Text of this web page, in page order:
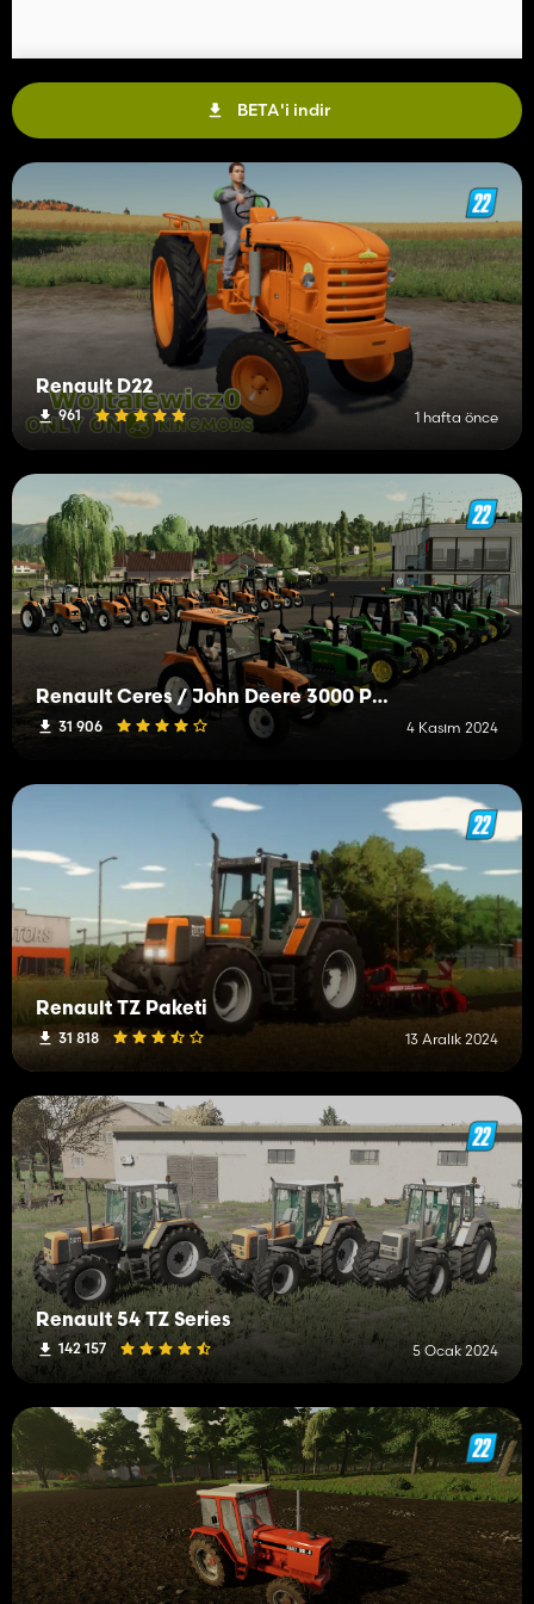
BETA'i indir
Renault D22
961 1 hafta önce
Renault Ceres / John Deere 3000 Pack
31 906 4 Kasım 2024
Renault TZ Paketi
31 818 13 Aralık 2024
Renault 54 TZ Series
142 157 5 Ocak 2024